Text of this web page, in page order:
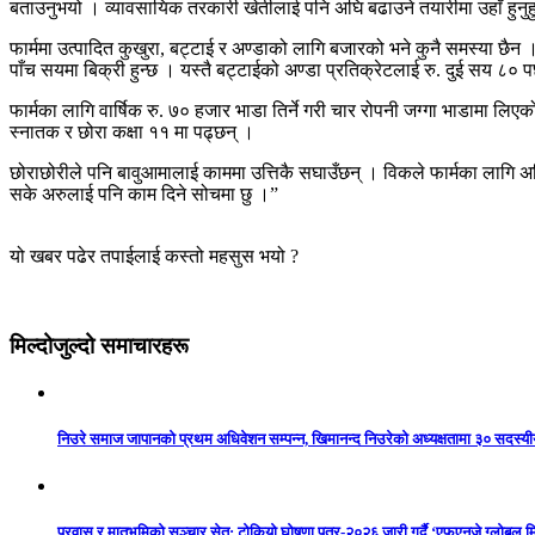
बताउनुभयो । व्यावसायिक तरकारी खेतीलाई पनि अघि बढाउने तयारीमा उहाँ
फार्ममा उत्पादित कुखुरा, बट्टाई र अण्डाको लागि बजारको भने कुनै समस्या
पाँच सयमा बिक्री हुन्छ । यस्तै बट्टाईको अण्डा प्रतिक्रेटलाई रु. दुई सय ८०
फार्मका लागि वार्षिक रु. ७० हजार भाडा तिर्ने गरी चार रोपनी जग्गा
स्नातक र छोरा कक्षा ११ मा पढ्छन् ।
छोराछोरीले पनि बावुआमालाई काममा उत्तिकै सघाउँछन् । विकले फार्मका
सके अरुलाई पनि काम दिने सोचमा छु ।”
यो खबर पढेर तपाईलाई कस्तो महसुस भयो ?
मिल्दोजुल्दो समाचारहरू
निउरे समाज जापानको प्रथम अधिवेशन सम्पन्न, खिमानन्द निउरेको अध्यक्षतामा ३०